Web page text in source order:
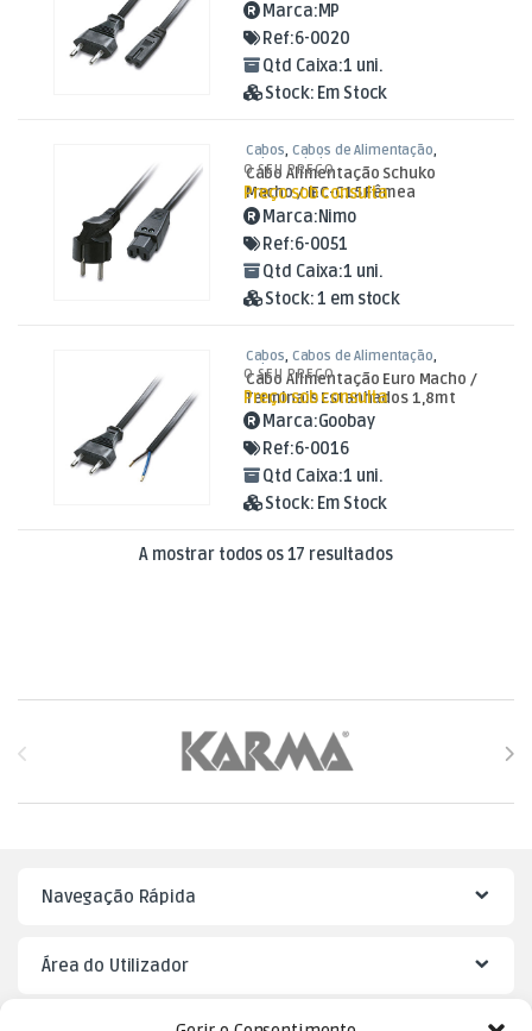
Marca:MP
Ref:6-0020
Qtd Caixa:1 uni.
Stock: Em Stock
Cabos, Cabos de Alimentação,
Cabos Schuko / IEC
Cabo Alimentação Schuko
Macho / IEC-C15 Fêmea
Ranhura 1,8mt
O SEU PREÇO
Preço sob consulta
Marca:Nimo
Ref:6-0051
Qtd Caixa:1 uni.
Stock: 1 em stock
Cabos, Cabos de Alimentação,
Cabos Euro
Cabo Alimentação Euro Macho /
Terminais Estanhados 1,8mt
O SEU PREÇO
Preço sob consulta
Marca:Goobay
Ref:6-0016
Qtd Caixa:1 uni.
Stock: Em Stock
A mostrar todos os 17 resultadosOrdenado por
Brands Carousel
Navegação Rápida
Área do Utilizador